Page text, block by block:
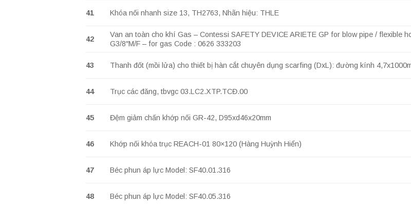
41 Khóa nối nhanh size 13, TH2763, Nhãn hiệu: THLE
42
Van an toàn cho khí Gas – Contessi SAFETY DEVICE ARIETE GP for blow pipe / flexible
G3/8″M/F – for gas Code : 0626 333203
43 Thanh đốt (mồi lửa) cho thiết bị hàn cắt chuyên dụng scarfing (DxL): đường kính
44 Trục các đăng, tbvgc 03.LC2.XTP.TCĐ.00
45 Đệm giảm chấn khớp nối GR-42, D95xd46x20mm
46 Khớp nối khóa trục REACH-01 80×120 (Hàng Huỳnh Hiển)
47 Béc phun áp lực Model: SF40.01.316
48 Béc phun áp lực Model: SF40.05.316